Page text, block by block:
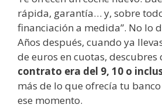
rápida, garantía… y, sobre
financiación a medida”. No lo
Años después, cuando ya
de euros en cuotas, descubres
contrato era del 9, 10 o
más de lo que ofrecía tu
ese momento.